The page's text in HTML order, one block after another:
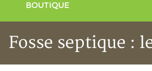
BOUTIQUE
Fosse septique :